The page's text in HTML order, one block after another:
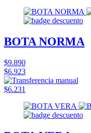
BOTA NORMA
$9.890
$6.923
$6.231